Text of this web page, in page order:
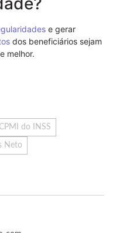
e gerar
dos beneficiários sejam
melhor.
CPMI do INSS
Neto